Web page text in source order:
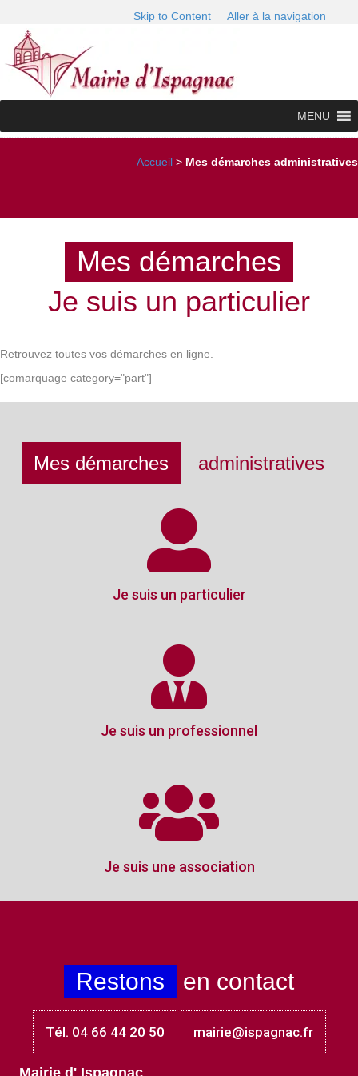
Skip to Content Aller à la navigation
MENU
Accueil > Mes démarches administratives
Mes démarches
Je suis un particulier
Retrouvez toutes vos démarches en ligne.
[comarquage category="part"]
Mes démarches administratives
Je suis un particulier
Je suis un professionnel
Je suis une association
Restons en contact
Tél. 04 66 44 20 50 mairie@ispagnac.fr
Mairie d' Ispagnac